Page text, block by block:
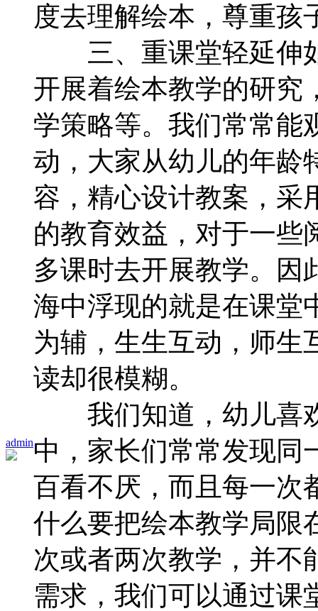
admin
度去理解绘本，尊重孩
三、重课堂轻延伸
开展着绘本教学的研究
学策略等。我们常常能
动，大家从幼儿的年龄
容，精心设计教案，采
的教育效益，对于一些
多课时去开展教学。因
海中浮现的就是在课堂
为辅，生生互动，师生
读却很模糊。
我们知道，幼儿喜
中，家长们常常发现同
百看不厌，而且每一次
什么要把绘本教学局限
次或者两次教学，并不
需求，我们可以通过课